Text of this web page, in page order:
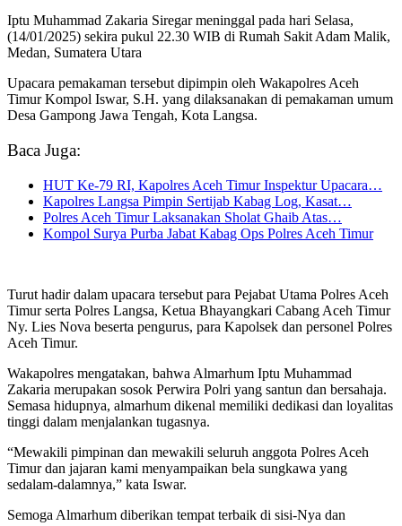
Iptu Muhammad Zakaria Siregar meninggal pada hari Selasa,
(14/01/2025) sekira pukul 22.30 WIB di Rumah Sakit Adam Malik,
Medan, Sumatera Utara
Upacara pemakaman tersebut dipimpin oleh Wakapolres Aceh
Timur Kompol Iswar, S.H. yang dilaksanakan di pemakaman umum
Desa Gampong Jawa Tengah, Kota Langsa.
Baca Juga:
HUT Ke-79 RI, Kapolres Aceh Timur Inspektur Upacara…
Kapolres Langsa Pimpin Sertijab Kabag Log, Kasat…
Polres Aceh Timur Laksanakan Sholat Ghaib Atas…
Kompol Surya Purba Jabat Kabag Ops Polres Aceh Timur
Turut hadir dalam upacara tersebut para Pejabat Utama Polres Aceh
Timur serta Polres Langsa, Ketua Bhayangkari Cabang Aceh Timur
Ny. Lies Nova beserta pengurus, para Kapolsek dan personel Polres
Aceh Timur.
Wakapolres mengatakan, bahwa Almarhum Iptu Muhammad
Zakaria merupakan sosok Perwira Polri yang santun dan bersahaja.
Semasa hidupnya, almarhum dikenal memiliki dedikasi dan loyalitas
tinggi dalam menjalankan tugasnya.
“Mewakili pimpinan dan mewakili seluruh anggota Polres Aceh
Timur dan jajaran kami menyampaikan bela sungkawa yang
sedalam-dalamnya,” kata Iswar.
Semoga Almarhum diberikan tempat terbaik di sisi-Nya dan